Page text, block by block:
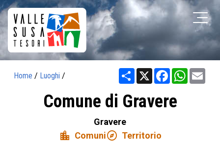
Home / Luoghi / Share X Facebook
Comune di Gravere
Gravere
location_city Comuniexplore Territorio